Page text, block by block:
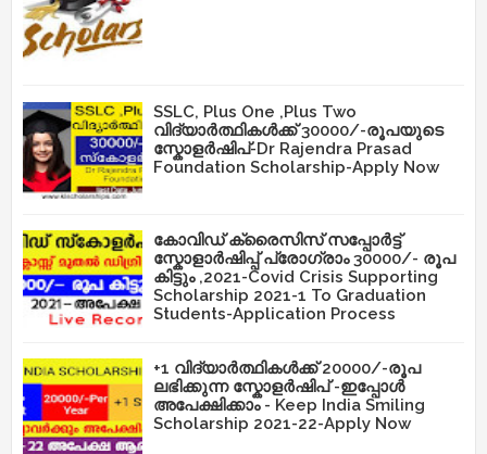
SSLC, Plus One ,Plus Two
വിദ്യാർത്ഥികൾക്ക് 30000/-രൂപയുടെ
സ്കോളർഷിപ്-Dr Rajendra Prasad
Foundation Scholarship-Apply Now
കോവിഡ് ക്രൈസിസ് സപ്പോർട്ട്
സ്കോളാർഷിപ്പ് പ്രോഗ്രാം 30000/- രൂപ
കിട്ടും ,2021-Covid Crisis Supporting
Scholarship 2021-1 To Graduation
Students-Application Process
+1 വിദ്യാർത്ഥികൾക്ക് 20000/-രൂപ
ലഭിക്കുന്ന സ്കോളർഷിപ് -ഇപ്പോൾ
അപേക്ഷിക്കാം - Keep India Smiling
Scholarship 2021-22-Apply Now